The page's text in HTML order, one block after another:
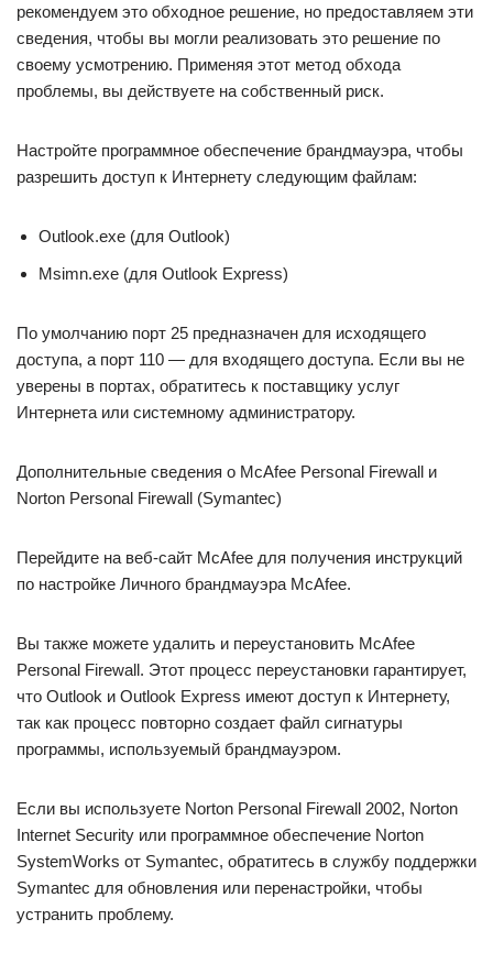
рекомендуем это обходное решение, но предоставляем эти
сведения, чтобы вы могли реализовать это решение по
своему усмотрению. Применяя этот метод обхода
проблемы, вы действуете на собственный риск.
Настройте программное обеспечение брандмауэра, чтобы
разрешить доступ к Интернету следующим файлам:
Outlook.exe (для Outlook)
Msimn.exe (для Outlook Express)
По умолчанию порт 25 предназначен для исходящего
доступа, а порт 110 — для входящего доступа. Если вы не
уверены в портах, обратитесь к поставщику услуг
Интернета или системному администратору.
Дополнительные сведения о McAfee Personal Firewall и
Norton Personal Firewall (Symantec)
Перейдите на веб-сайт McAfee для получения инструкций
по настройке Личного брандмауэра McAfee.
Вы также можете удалить и переустановить McAfee
Personal Firewall. Этот процесс переустановки гарантирует,
что Outlook и Outlook Express имеют доступ к Интернету,
так как процесс повторно создает файл сигнатуры
программы, используемый брандмауэром.
Если вы используете Norton Personal Firewall 2002, Norton
Internet Security или программное обеспечение Norton
SystemWorks от Symantec, обратитесь в службу поддержки
Symantec для обновления или перенастройки, чтобы
устранить проблему.